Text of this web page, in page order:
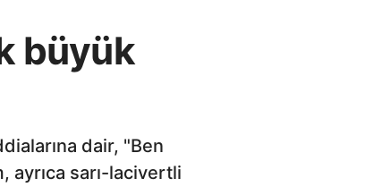
büyük
dair, "Ben
ayrıca sarı-lacivertli